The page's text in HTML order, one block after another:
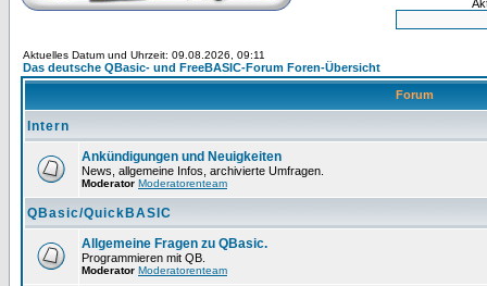
Aktuelles Datum und Uhrzeit: 09.08.2026, 09:11
Das deutsche QBasic- und FreeBASIC-Forum Foren-Übersicht
Forum
Intern
Ankündigungen und Neuigkeiten
News, allgemeine Infos, archivierte Umfragen.
Moderator Moderatorenteam
QBasic/QuickBASIC
Allgemeine Fragen zu QBasic.
Programmieren mit QB.
Moderator Moderatorenteam